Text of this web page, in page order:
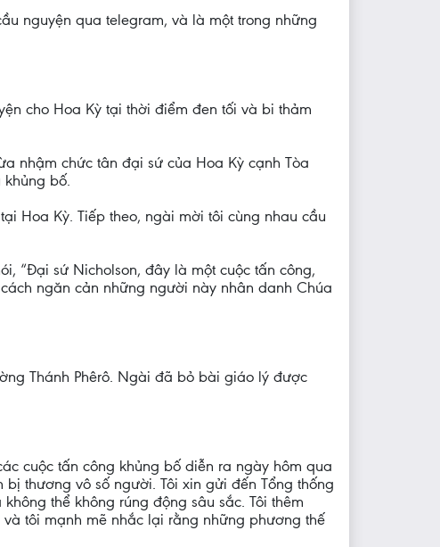
nguyện qua telegram, và là một trong những
cho Hoa Kỳ tại thời điểm đen tối và bi thảm
nhậm chức tân đại sứ của Hoa Kỳ cạnh Tòa
bố.
Hoa Kỳ. Tiếp theo, ngài mời tôi cùng nhau cầu
“Đại sứ Nicholson, đây là một cuộc tấn công,
ngăn cản những người này nhân danh Chúa
Thánh Phêrô. Ngài đã bỏ bài giáo lý được
cuộc tấn công khủng bố diễn ra ngày hôm qua
thương vô số người. Tôi xin gửi đến Tổng thống
thể không rúng động sâu sắc. Tôi thêm
tôi mạnh mẽ nhắc lại rằng những phương thế